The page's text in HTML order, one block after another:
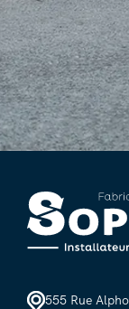
555 Rue